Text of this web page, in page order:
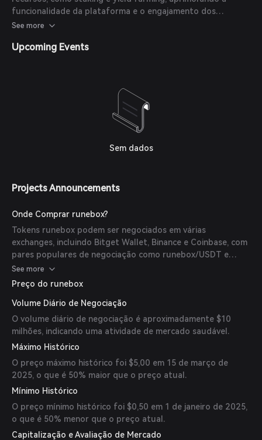
funcionalidade da plataforma e o engajamento dos
usuários.
See more
Upcoming Events
Sem dados
Projects Announcements
Onde Comprar runebox?
Tokens runebox podem ser negociados em várias
exchanges, incluindo Bitget Wallet, Binance e Coinbase, com
pares populares de negociação como runebox/USDT e
runebox/BTC.
See more
Preço do runebox
Volume Diário de Negociação
O volume diário de negociação é aproximadamente $10
milhões, indicando uma atividade de mercado saudável.
Máximo Histórico
O preço máximo histórico foi $5,00 em 15 de março de
2025, o que é 50% maior que o preço atual.
Mínimo Histórico
O preço mínimo histórico foi $0,50 em 1 de janeiro de 2025,
o que é 50% menor que o preço atual.
Capitalização e Avaliação de Mercado